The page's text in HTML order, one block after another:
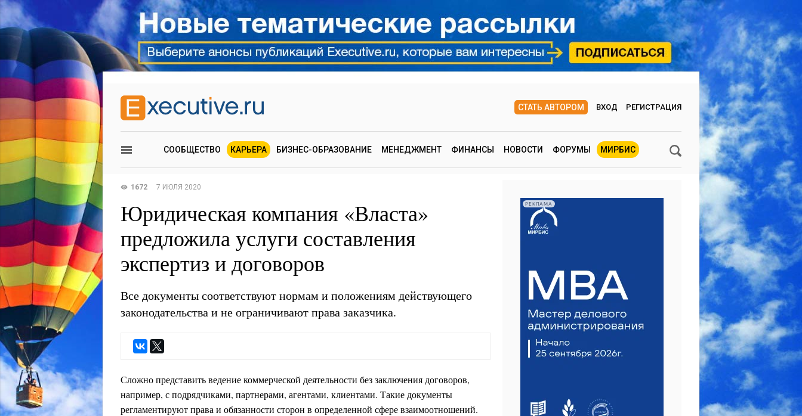
СТАТЬ АВТОРОМ ВХОД РЕГИСТРАЦИЯ
СООБЩЕСТВО КАРЬЕРА БИЗНЕС-ОБРАЗОВАНИЕ МЕНЕДЖМЕНТ ФИНАНСЫ НОВОСТИ ФОРУМЫ МИРБИС
1672 7 ИЮЛЯ 2020
Юридическая компания «Власта»
предложила услуги составления
экспертиз и договоров
Все документы соответствуют нормам и положениям действующего
законодательства и не ограничивают права заказчика.
Сложно представить ведение коммерческой деятельности без заключения договоров,
например, с подрядчиками, партнерами, агентами, клиентами. Такие документы
регламентируют права и обязанности сторон в определенной сфере взаимоотношений.
РЕКЛАМА